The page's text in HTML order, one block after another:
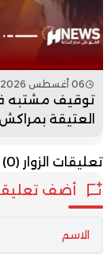
06 أغسطس 2026 - 08:00
توقيف مشتبه
العتيقة بمراكش
تعليقات الزوار (0)
أضف